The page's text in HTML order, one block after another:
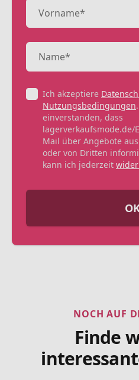
Ich akzeptiere
Nutzungsbedingungen
einverstanden, dass
lagerverkaufsmode.de/
Mail über Angebote
oder von Dritten
kann ich jederzeit
NOCH AUF
Finde